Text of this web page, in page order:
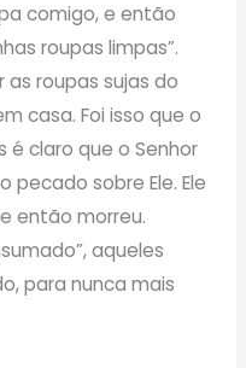
comigo, e então
roupas limpas”.
as roupas sujas do
casa. Foi isso que o
é claro que o Senhor
pecado sobre Ele. Ele
então morreu.
aqueles
para nunca mais